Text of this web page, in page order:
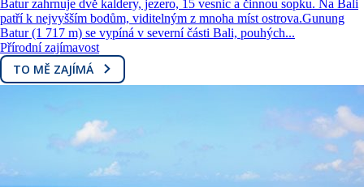
Batur zahrnuje dvě kaldery, jezero, 15 vesnic a činnou sopku. Na Bali
patří k nejvyšším bodům, viditelným z mnoha míst ostrova.Gunung
Batur (1 717 m) se vypíná v severní části Bali, pouhých...
Přírodní zajímavost
TO MĚ ZAJÍMÁ